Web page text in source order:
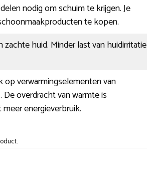
nodig om schuim te krijgen. Je
te kopen.
huid. Minder last van huidirritatie
op verwarmingselementen van
overdracht van warmte is
energieverbruik.